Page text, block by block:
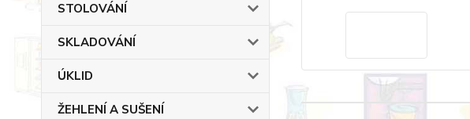
STOLOVÁNÍ
SKLADOVÁNÍ
ÚKLID
ŽEHLENÍ A SUŠENÍ